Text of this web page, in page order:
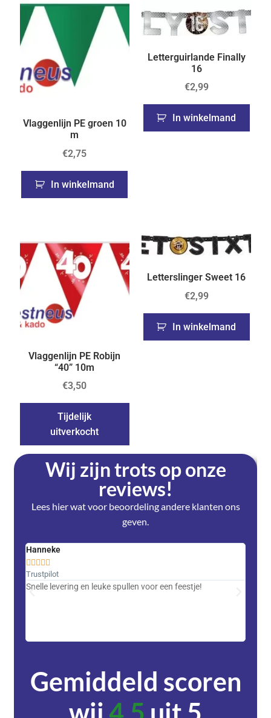
Vlaggenlijn PE groen 10
m
€2,75
In winkelmand
Letterguirlande Finally
16
€2,99
In winkelmand
Vlaggenlijn PE Robijn
“40” 10m
€3,50
Tijdelijk
uitverkocht
Letterslinger Sweet 16
€2,99
In winkelmand
Wij zijn trots op onze
reviews!
Lees hier wat voor beoordeling andere klanten ons
geven.
Hanneke

Trustpilot
Snelle levering en leuke spullen voor een feestje!
Gemiddeld scoren